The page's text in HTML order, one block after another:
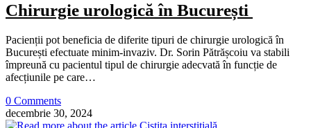
Chirurgie urologică în București
Pacienții pot beneficia de diferite tipuri de chirurgie urologică în
București efectuate minim-invaziv. Dr. Sorin Pătrășcoiu va stabili
împreună cu pacientul tipul de chirurgie adecvată în funcție de
afecțiunile pe care…
0 Comments
decembrie 30, 2024